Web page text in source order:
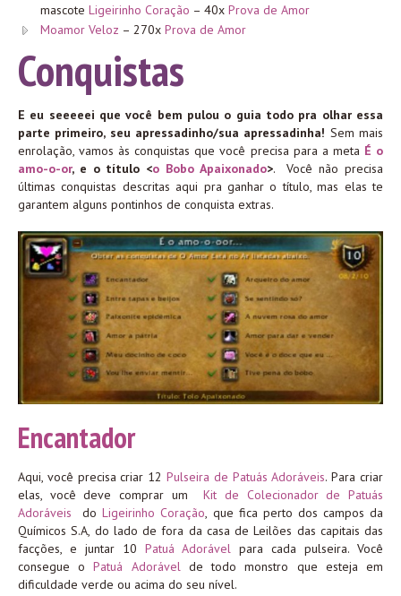
mascote Ligeirinho Coração – 40x Prova de Amor
Moamor Veloz – 270x Prova de Amor
Conquistas
E eu seeeeei que você bem pulou o guia todo pra olhar essa
parte primeiro, seu apressadinho/sua apressadinha! Sem mais
enrolação, vamos às conquistas que você precisa para a meta É o
amo-o-or, e o título <o Bobo Apaixonado>. Você não precisa
últimas conquistas descritas aqui pra ganhar o título, mas elas te
garantem alguns pontinhos de conquista extras.
Encantador
Aqui, você precisa criar 12 Pulseira de Patuás Adoráveis. Para criar
elas, você deve comprar umKit de Colecionador de Patuás
Adoráveis doLigeirinho Coração, que fica perto dos campos da
Químicos S.A, do lado de fora da casa de Leilões das capitais das
facções, e juntar 10 Patuá Adorável para cada pulseira. Você
consegue oPatuá Adorávelde todo monstro que esteja em
dificuldade verde ou acima do seu nível.